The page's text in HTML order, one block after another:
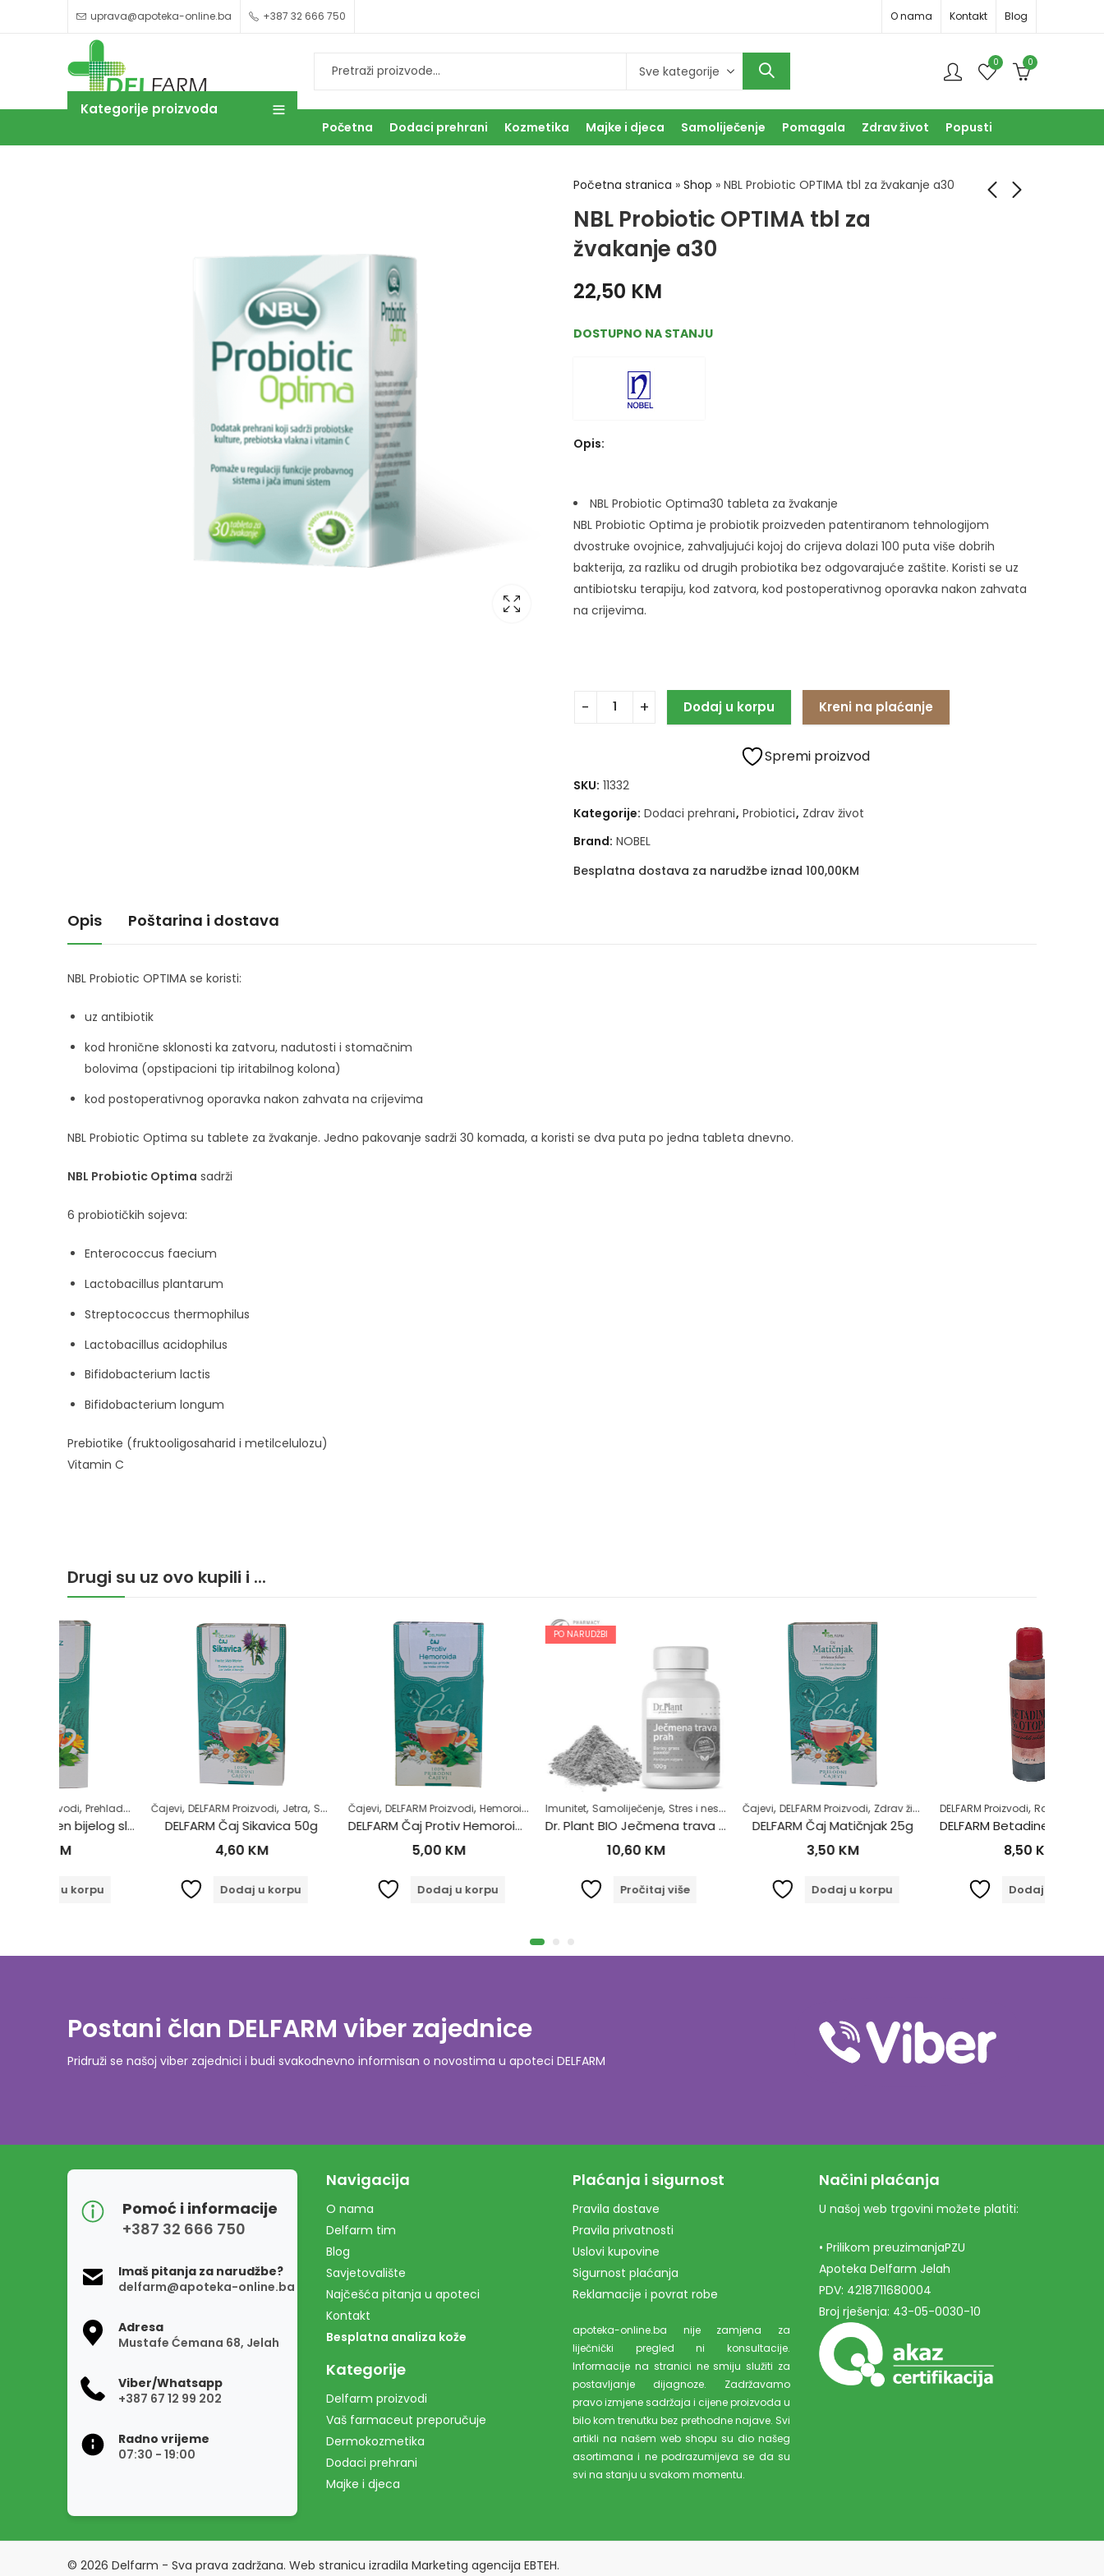
uprava@apoteka-online.ba +387 32 666 750 O nama Kontakt Blog
0 0
Kategorije proizvoda
Početna Dodaci prehrani Kozmetika Majke i djeca Samoliječenje Pomagala Zdrav život Popusti
Početna stranica » Shop » NBL Probiotic OPTIMA tbl za žvakanje a30
NBL Probiotic OPTIMA tbl za
žvakanje a30
22,50 KM
DOSTUPNO NA STANJU
Opis:
NBL Probiotic Optima30 tableta za žvakanje
NBL Probiotic Optima je probiotik proizveden patentiranom tehnologijom
dvostruke ovojnice, zahvaljujući kojoj do crijeva dolazi 100 puta više dobrih
bakterija, za razliku od drugih probiotika bez odgovarajuće zaštite. Koristi se uz
antibiotsku terapiju, kod zatvora, kod postoperativnog oporavka nakon zahvata
na crijevima.
Dodaj u korpu Kreni na plaćanje
Spremi proizvod
SKU: 11332
Kategorije: Dodaci prehrani, Probiotici, Zdrav život
Brand: NOBEL
Besplatna dostava za narudžbe iznad 100,00KM
Opis Poštarina i dostava
NBL Probiotic OPTIMA se koristi:
uz antibiotik
kod hronične sklonosti ka zatvoru, nadutosti i stomačnim
bolovima (opstipacioni tip iritabilnog kolona)
kod postoperativnog oporavka nakon zahvata na crijevima
NBL Probiotic Optima su tablete za žvakanje. Jedno pakovanje sadrži 30 komada, a koristi se dva puta po jedna tableta dnevno.
NBL Probiotic Optima sadrži
6 probiotičkih sojeva:
Enterococcus faecium
Lactobacillus plantarum
Streptococcus thermophilus
Lactobacillus acidophilus
Bifidobacterium lactis
Bifidobacterium longum
Prebiotike (fruktooligosaharid i metilcelulozu)
Vitamin C
Drugi su uz ovo kupili i ...
Samoliječenje,Zdrav život
,Samoliječenje,Zdrav život
Čajevi,DELFARM Proizvodi,Jetra, Samoliječenje ,Zdrav život
DELFARM Čaj Sikavica 50g
Dodaj u korpu
Čajevi,DELFARM Proizvodi,Hemoroidi ,Samoliječenje, Zdrav život
DELFARM Čaj Protiv Hemoroida 50g
Dodaj u korpu
PO NARUDŽBI
Imunitet,Samoliječenje,Stres i nesanica ,Superhrana Zdrav život
Dr. Plant BIO Ječmena trava u prahu (Hordeum vulgare) 100g
Pročitaj više
Čajevi, DELFARM Proizvodi,Zdrav život
DELFARM Čaj Matičnjak 25g
Dodaj u korpu
DELFARM Proizvodi,Rane, Samoliječenje
DELFARM Betadine 10% Otopina 100ml
Dodaj u korpu
Postani član DELFARM viber zajednice
Pridruži se našoj viber zajednici i budi svakodnevno informisan o novostima u apoteci DELFARM
Pomoć i informacije
+387 32 666 750
Imaš pitanja za narudžbe?
delfarm@apoteka-online.ba
Adresa
Mustafe Ćemana 68, Jelah
Viber/Whatsapp
+387 67 12 99 202
Radno vrijeme
07:30 - 19:00
Navigacija
O nama
Delfarm tim
Blog
Savjetovalište
Najčešća pitanja u apoteci
Kontakt
Besplatna analiza kože
Kategorije
Delfarm proizvodi
Vaš farmaceut preporučuje
Dermokozmetika
Dodaci prehrani
Majke i djeca
Plaćanja i sigurnost
Pravila dostave
Pravila privatnosti
Uslovi kupovine
Sigurnost plaćanja
Reklamacije i povrat robe
apoteka-online.ba nije zamjena za
liječnički pregled ni konsultacije.
Informacije na stranici ne smiju služiti za
postavljanje dijagnoze. Zadržavamo
pravo izmjene sadržaja i cijene proizvoda u
bilo kom trenutku bez prethodne najave. Svi
artikli na našem web shopu su dio našeg
asortimana i ne podrazumijeva se da su
svi na stanju u svakom momentu.
Načini plaćanja
U našoj web trgovini možete platiti:
• Prilikom preuzimanjaPZU
Apoteka Delfarm Jelah
PDV: 4218711680004
Broj rješenja: 43-05-0030-10
© 2026 Delfarm - Sva prava zadržana. Web stranicu izradila Marketing agencija EBTEH.